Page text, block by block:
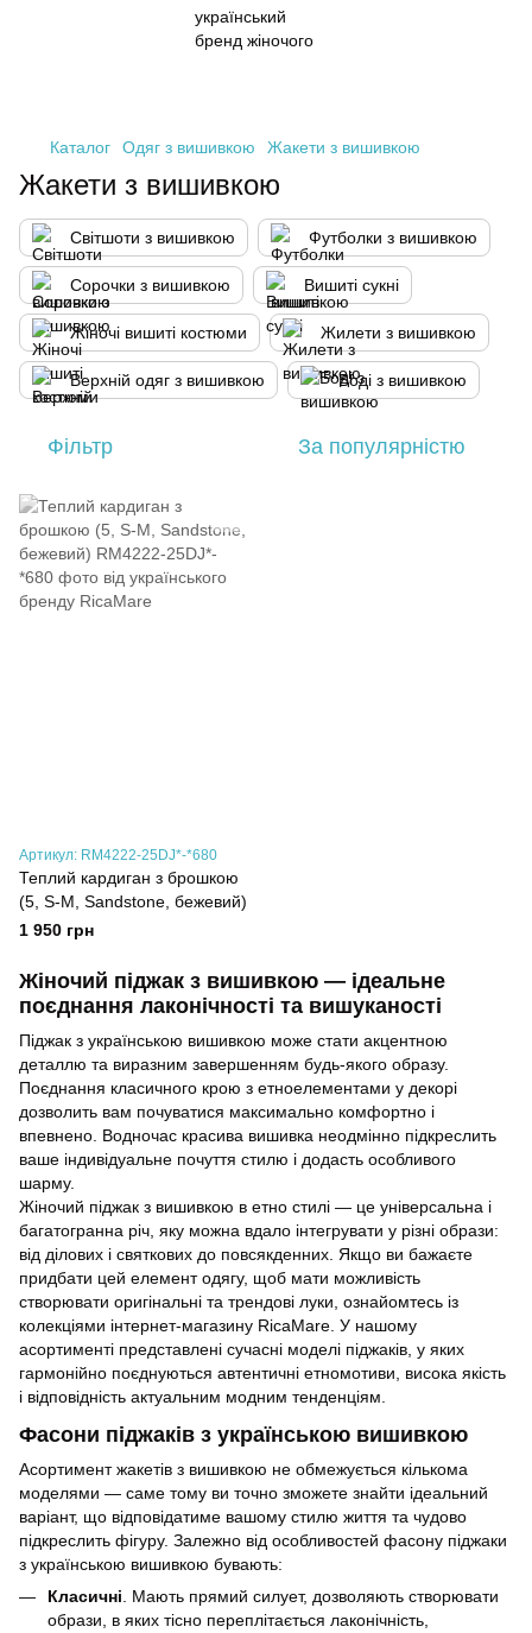
Каталог Одяг з вишивкою Жакети з вишивкою
Жакети з вишивкою
Світшоти з вишивкою Футболки з вишивкою
Сорочки з вишивкою Вишиті сукні
Жіночі вишиті костюми Жилети з вишивкою
Верхній одяг з вишивкою Боді з вишивкою
Фільтр За популярністю
Артикул: RM4222-25DJ*-*680
Теплий кардиган з брошкою
(5, S-M, Sandstone, бежевий)
1 950 грн
Жіночий піджак з вишивкою — ідеальне
поєднання лаконічності та вишуканості
Піджак з українською вишивкою може стати акцентною
деталлю та виразним завершенням будь-якого образу.
Поєднання класичного крою з етноелементами у декорі
дозволить вам почуватися максимально комфортно і
впевнено. Водночас красива вишивка неодмінно підкреслить
ваше індивідуальне почуття стилю і додасть особливого
шарму.
Жіночий піджак з вишивкою в етно стилі — це універсальна і
багатогранна річ, яку можна вдало інтегрувати у різні образи:
від ділових і святкових до повсякденних. Якщо ви бажаєте
придбати цей елемент одягу, щоб мати можливість
створювати оригінальні та трендові луки, ознайомтесь із
колекціями інтернет-магазину RicaMare. У нашому
асортименті представлені сучасні моделі піджаків, у яких
гармонійно поєднуються автентичні етномотиви, висока якість
і відповідність актуальним модним тенденціям.
Фасони піджаків з українською вишивкою
Асортимент жакетів з вишивкою не обмежується кількома
моделями — саме тому ви точно зможете знайти ідеальний
варіант, що відповідатиме вашому стилю життя та чудово
підкреслить фігуру. Залежно від особливостей фасону піджаки
з українською вишивкою бувають:
Класичні . Мають прямий силует, дозволяють створювати
образи, в яких тісно переплітається лаконічність,